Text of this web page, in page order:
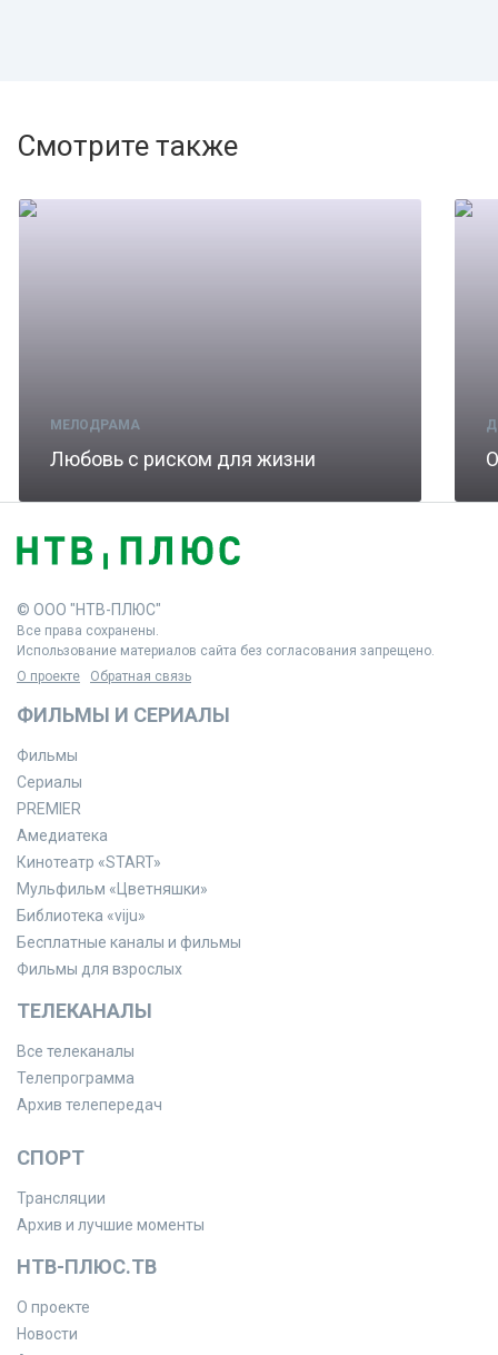
Смотрите также
МЕЛОДРАМА
Любовь с риском для жизни
© ООО "НТВ-ПЛЮС"
Все права сохранены.
Использование материалов сайта без согласования запрещено.
О проекте
Обратная связь
ФИЛЬМЫ И СЕРИАЛЫ
Фильмы
Сериалы
PREMIER
Амедиатека
Кинотеатр «START»
Мульфильм «Цветняшки»
Библиотека «viju»
Бесплатные каналы и фильмы
Фильмы для взрослых
ТЕЛЕКАНАЛЫ
Все телеканалы
Телепрограмма
Архив телепередач
СПОРТ
Трансляции
Архив и лучшие моменты
НТВ-ПЛЮС.ТВ
О проекте
Новости